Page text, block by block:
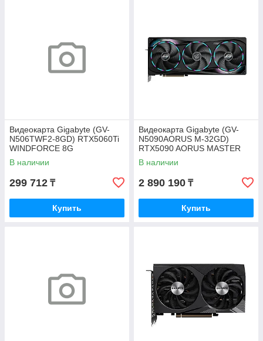
Видеокарта Gigabyte (GV-
N506TWF2-8GD) RTX5060Ti
WINDFORCE 8G
В наличии
299 712 ₸
Купить
Видеокарта Gigabyte (GV-
N5090AORUS M-32GD)
RTX5090 AORUS MASTER
32G
В наличии
2 890 190 ₸
Купить